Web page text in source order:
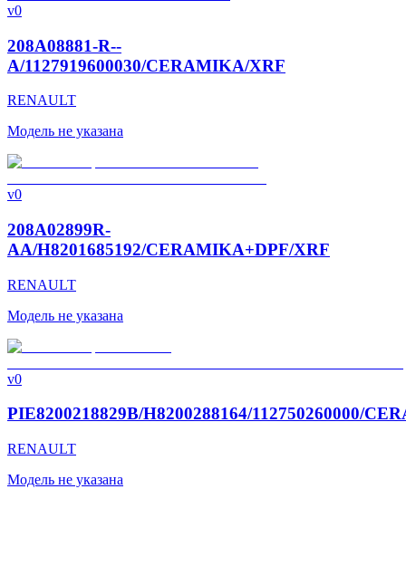
v0
208A08881-R--
A/1127919600030/CERAMIKA/XRF
RENAULT
Модель не указана
v0
208A02899R-
AA/H8201685192/CERAMIKA+DPF/XRF
RENAULT
Модель не указана
v0
PIE8200218829B/H8200288164/112750260000/
RENAULT
Модель не указана